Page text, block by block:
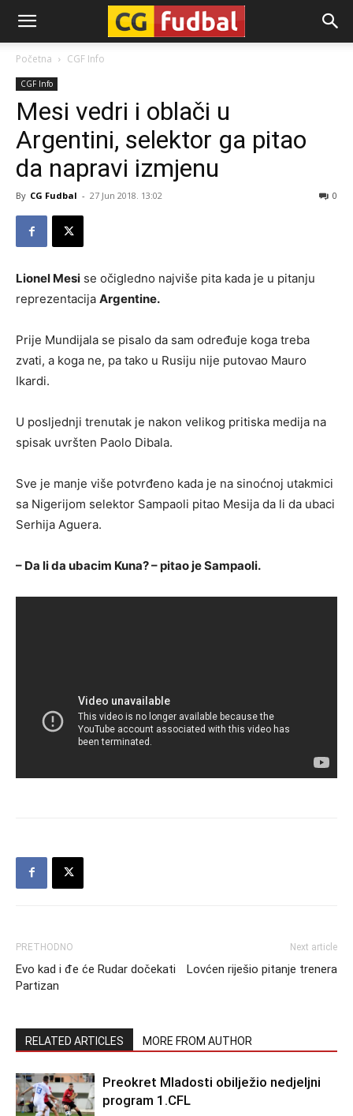
CG-
Fudbal
Početna CGF Info
CGF Info
Mesi vedri i oblači u
Argentini, selektor ga pitao
da napravi izmjenu
By CG Fudbal - 27 Jun 2018. 13:02 0
Lionel Mesi se očigledno najviše pita kada je u pitanju
reprezentacija Argentine.
Prije Mundijala se pisalo da sam određuje koga treba
zvati, a koga ne, pa tako u Rusiju nije putovao Mauro
Ikardi.
U posljednji trenutak je nakon velikog pritiska medija na
spisak uvršten Paolo Dibala.
Sve je manje više potvrđeno kada je na sinoćnoj utakmici
sa Nigerijom selektor Sampaoli pitao Mesija da li da ubaci
Serhija Aguera.
– Da li da ubacim Kuna? – pitao je Sampaoli.
PRETHODNO
Evo kad i đe će Rudar dočekati
Partizan
Next article
Lovćen riješio pitanje trenera
RELATED ARTICLES MORE FROM AUTHOR
Preokret Mladosti obilježio nedjeljni
program 1.CFL